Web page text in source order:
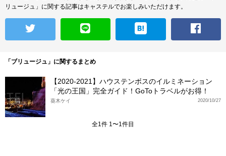
リュージュ」に関する記事はキャステルでお楽しみいただけます。
「ブリュージュ」に関するまとめ
【2020-2021】ハウステンボスのイルミネーション
「光の王国」完全ガイド！GoToトラベルがお得！
2020/10/27
葵木ケイ
全1件 1〜1件目